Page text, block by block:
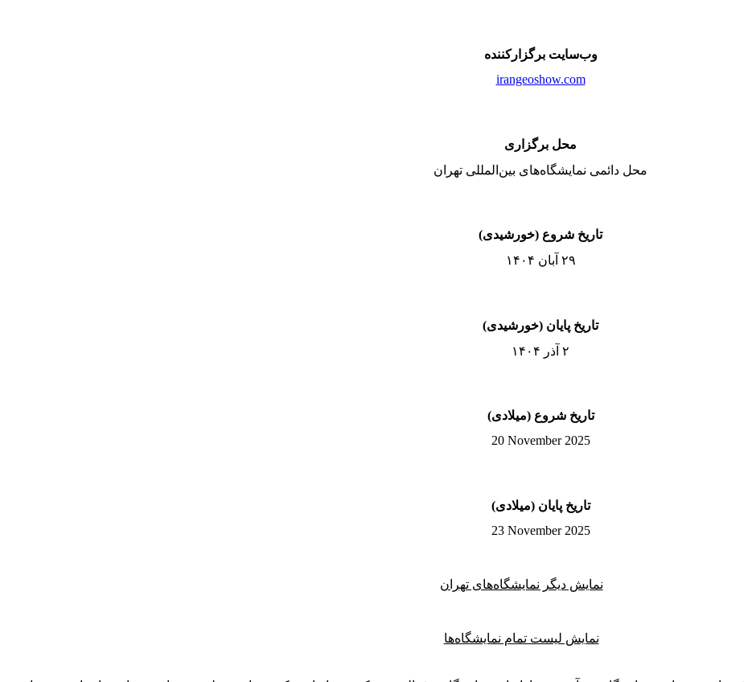
وب‌سایت برگزارکننده
irangeoshow.com
محل برگزاری
محل دائمی نمایشگاه‌های بین‌المللی تهران
تاریخ شروع (خورشیدی)
۲۹ آبان ۱۴۰۴
تاریخ پایان (خورشیدی)
۲ آذر ۱۴۰۴
تاریخ شروع (میلادی)
20 November 2025
تاریخ پایان (میلادی)
23 November 2025
نمایش دیگر نمایشگاه‌های تهران
نمایش لیست تمام نمایشگاه‌ها